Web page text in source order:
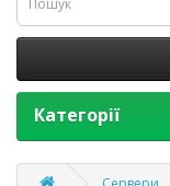
Категорії